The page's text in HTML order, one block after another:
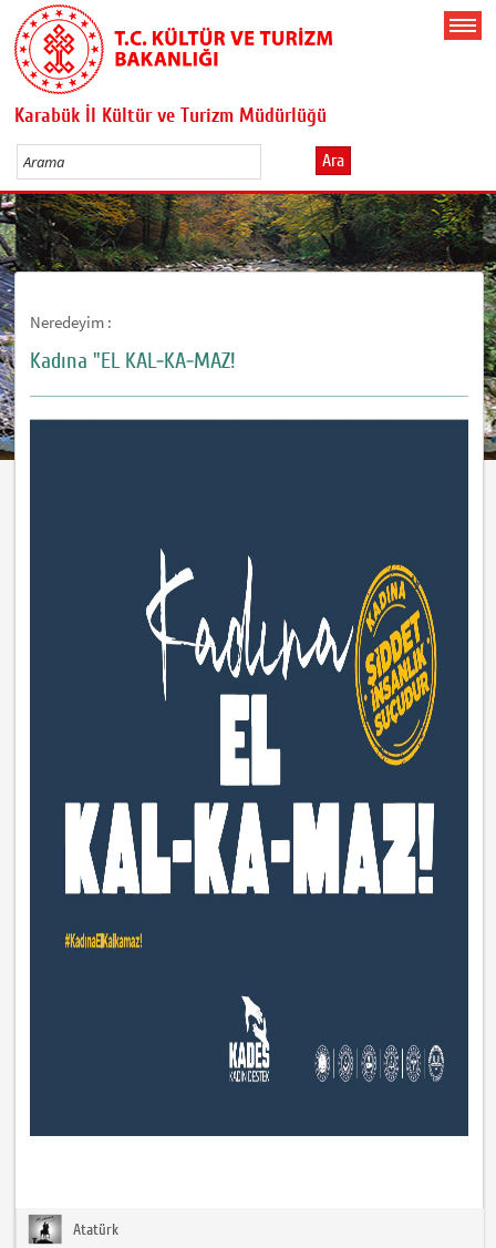
Karabük İl Kültür ve Turizm Müdürlüğü
Ara
Neredeyim :
Kadına "EL KAL-KA-MAZ!
Atatürk